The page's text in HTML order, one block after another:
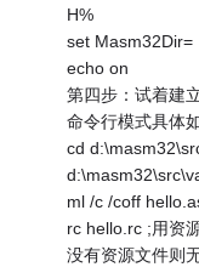
H%
set Masm32Dir=
echo on
第四步：试着建
命令行模式具体
cd
ml /c /coff
rc hello.rc ;用资
没有资源文件则